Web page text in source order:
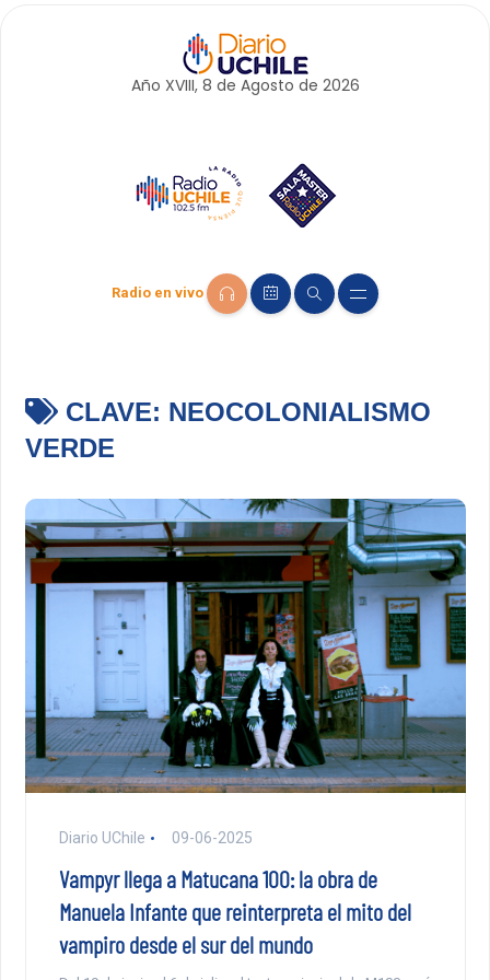
Año XVIII, 8 de Agosto de 2026
Radio en vivo
CLAVE: NEOCOLONIALISMO
VERDE
Diario UChile 09-06-2025
Vampyr llega a Matucana 100: la obra de
Manuela Infante que reinterpreta el mito del
vampiro desde el sur del mundo